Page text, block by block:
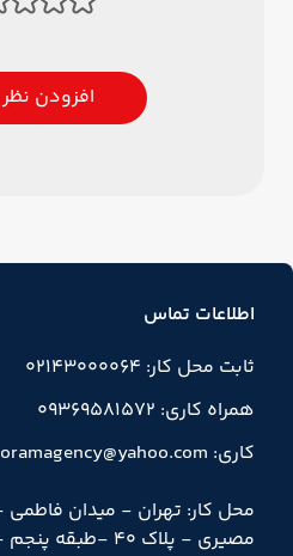
افزودن
اطلاعات تماس
ثابت محل کار: 02143000064
همراه کاری: 09369581572
کاری: hooramagency@yahoo.com
محل کار: تهران - میدان فاطمی
مصیری - پلاک 40 -طبقه پنجم - واحد 20